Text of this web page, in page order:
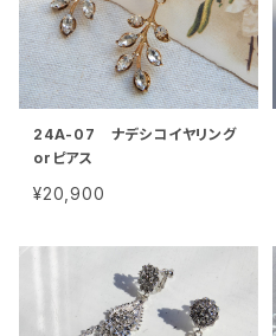
24A-07 ナデシコイヤリング
orピアス
¥20,900